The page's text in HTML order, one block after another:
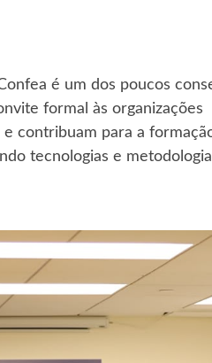
é um dos poucos
formal às organizações
contribuam para a
tecnologias e